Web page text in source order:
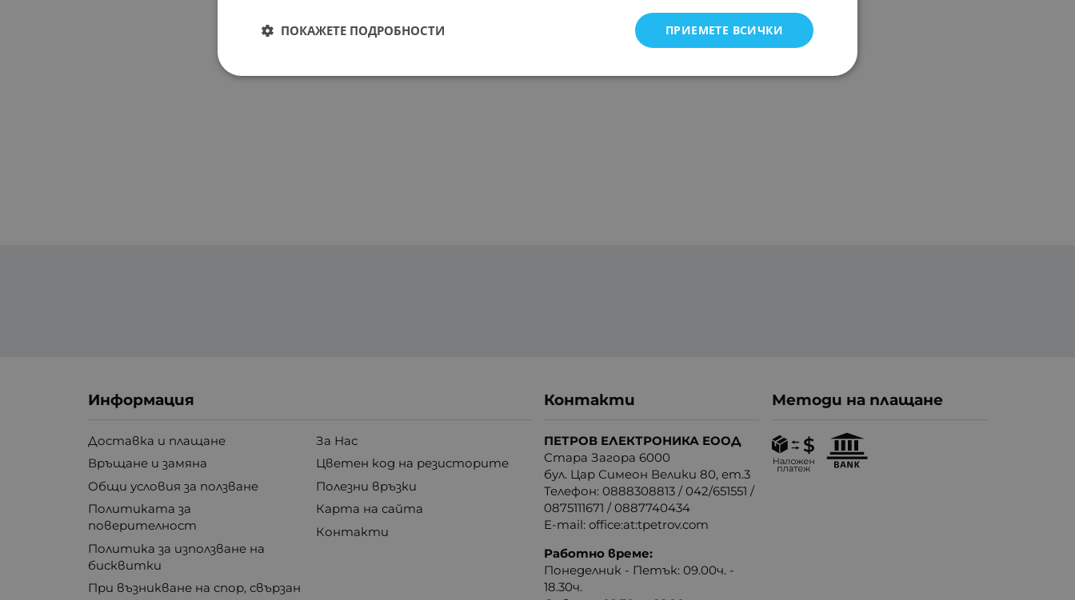
Информация
Доставка и плащане
Връщане и замяна
Общи условия за ползване
Политиката за
поверителност
Политика за използване на
бисквитки
При възникване на спор, свързан
За Нас
Цветен код на резисторите
Полезни връзки
Карта на сайта
Контакти
Контакти
ПЕТРОВ ЕЛЕКТРОНИКА ЕООД
Стара Загора 6000
бул. Цар Симеон Велики 80, ет.3
Телефон:0888308813 /042/651551 /
0875111671 /0887740434
E-mail:office:at:tpetrov.com
Работно време:
Понеделник - Петък: 09.00ч. -
18.30ч.
Методи на плащане
ПРИЕМЕТЕ ВСИЧКИ
ПОКАЖЕТЕ ПОДРОБНОСТИ